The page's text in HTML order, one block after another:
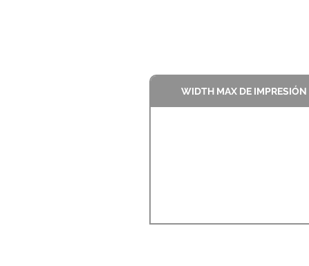
WIDTH MAX DE IMPRESIÓN